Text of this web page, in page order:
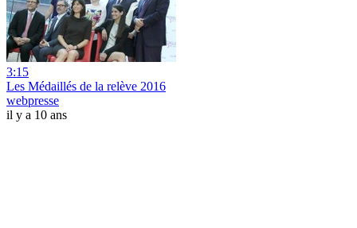
3:15
Les Médaillés de la relève 2016
webpresse
il y a 10 ans